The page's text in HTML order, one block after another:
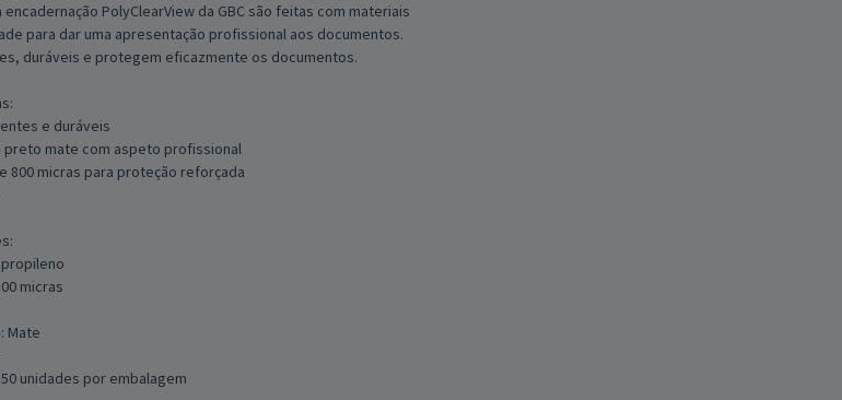
encadernação PolyClearView da GBC são feitas com materiais
para dar uma apresentação profissional aos documentos.
duráveis e protegem eficazmente os documentos.
e duráveis
preto mate com aspeto profissional
800 micras para proteção reforçada
micras
Mate
unidades por embalagem